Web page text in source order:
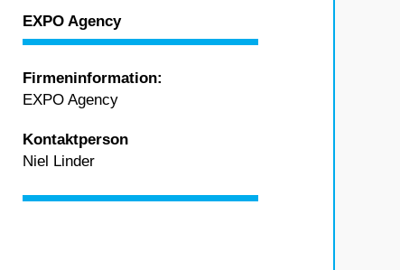
EXPO Agency
Firmeninformation:
EXPO Agency
Kontaktperson
Niel Linder